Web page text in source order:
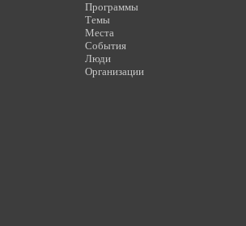
Программы
Темы
Места
События
Люди
Организации